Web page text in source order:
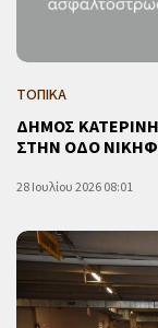
ΤΟΠΙΚΑ
ΔΗΜΟΣ
ΣΤΗΝ ΟΔΟ
28 Ιουλίου 2026 08:01